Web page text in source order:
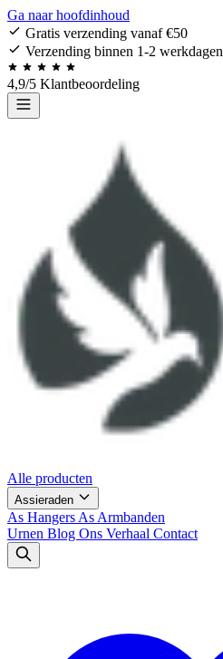
Ga naar hoofdinhoud
Gratis verzending vanaf €50
Verzending binnen 1-2 werkdagen
4,9/5 Klantbeoordeling
Alle producten
Assieraden
As Hangers As Armbanden
Urnen Blog Ons Verhaal Contact